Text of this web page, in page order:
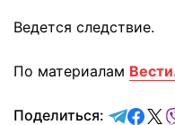
Ведется следствие.
По материалам
Поделиться: